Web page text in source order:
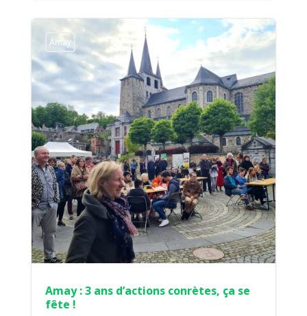
Amay
Amay : 3 ans d’actions conrètes, ça se
fête !